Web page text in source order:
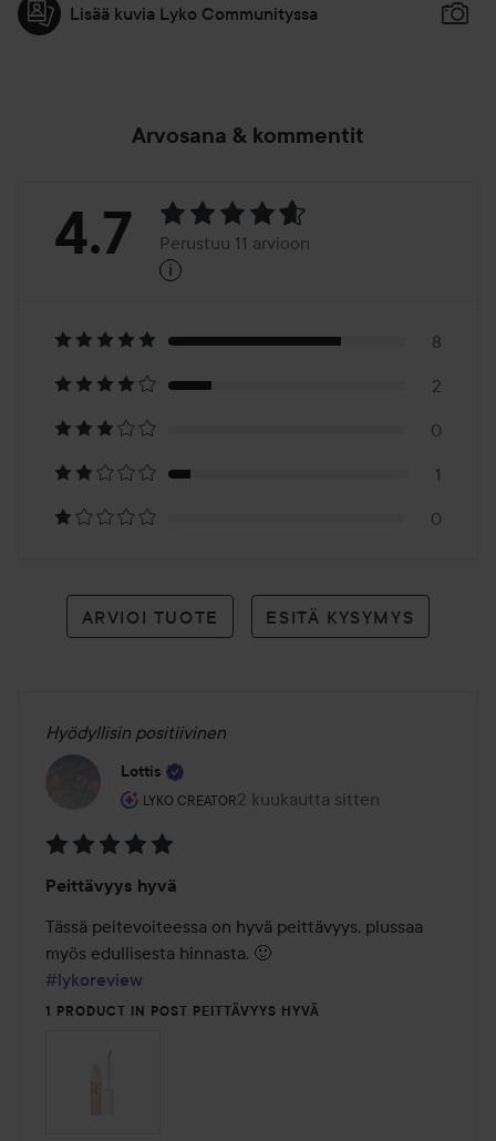
Lisää kuvia Lyko Communityssa
Arvosana & kommentit
Arvosana:
Perustuu
11
arvioon
4.7 Perustuu 11 arvioon
i
8
2
0
1
0
ARVIOI TUOTE ESITÄ KYSYMYS
Hyödyllisin positiivinen
Lottis
LYKO CREATOR
Käyttäjän rooli: Lyko Creator.
2 kuukautta sitten
Viesti luotiin 2 kuukautta sitten
5
/
5
Peittävyys hyvä
Tässä peitevoiteessa on hyvä peittävyys, plussaa
#lykoreview
1 PRODUCT IN POST PEITTÄVYYS HYVÄ